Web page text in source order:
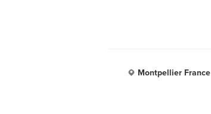
Montpellier France